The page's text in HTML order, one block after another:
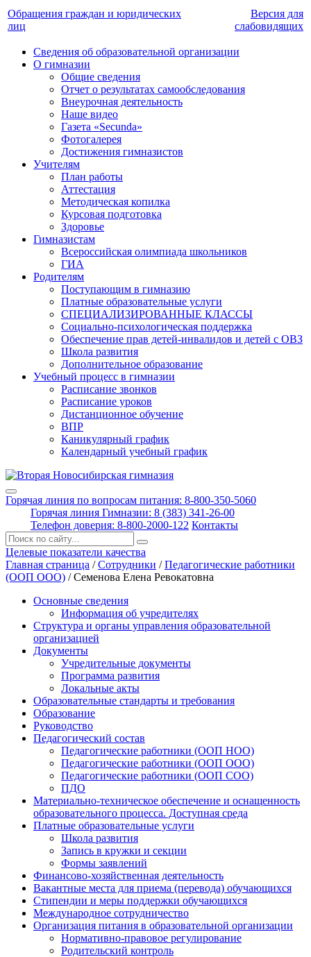
Обращения граждан и юридических
лиц
Версия для
слабовидящих
Сведения об образовательной организации
О гимназии
Общие сведения
Отчет о результатах самообследования
Внеурочная деятельность
Наше видео
Газета «Secunda»
Фотогалерея
Достижения гимназистов
Учителям
План работы
Аттестация
Методическая копилка
Курсовая подготовка
Здоровье
Гимназистам
Всероссийская олимпиада школьников
ГИА
Родителям
Поступающим в гимназию
Платные образовательные услуги
СПЕЦИАЛИЗИРОВАННЫЕ КЛАССЫ
Социально-психологическая поддержка
Обеспечение прав детей-инвалидов и детей с ОВЗ
Школа развития
Дополнительное образование
Учебный процесс в гимназии
Расписание звонков
Расписание уроков
Дистанционное обучение
ВПР
Каникулярный график
Календарный учебный график
Горячая линия по вопросам питания: 8-800-350-5060
Горячая линия Гимназии: 8 (383) 341-26-00
Телефон доверия: 8-800-2000-122 Контакты
Поиск:
Целевые показатели качества
Главная страница /Сотрудники /Педагогические работники
(ООП ООО) /Семенова Елена Ревокатовна
Основные сведения
Информация об учредителях
Структура и органы управления образовательной
организацией
Документы
Учредительные документы
Программа развития
Локальные акты
Образовательные стандарты и требования
Образование
Руководство
Педагогический состав
Педагогические работники (ООП НОО)
Педагогические работники (ООП ООО)
Педагогические работники (ООП СОО)
ПДО
Материально-техническое обеспечение и оснащенность
образовательного процесса. Доступная среда
Платные образовательные услуги
Школа развития
Запись в кружки и секции
Формы заявлений
Финансово-хозяйственная деятельность
Вакантные места для приема (перевода) обучающихся
Стипендии и меры поддержки обучающихся
Международное сотрудничество
Организация питания в образовательной организации
Нормативно-правовое регулирование
Родительский контроль